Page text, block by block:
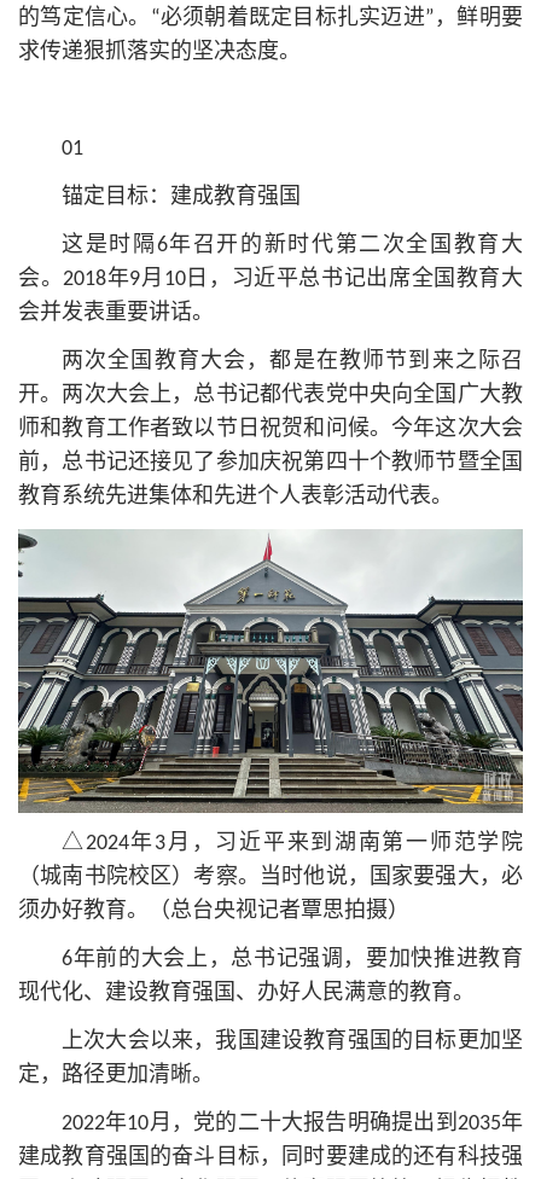
的笃定信心。“必须朝着既定目标扎实迈进”，鲜明要
求传递狠抓落实的坚决态度。
01
锚定目标：建成教育强国
这是时隔6年召开的新时代第二次全国教育大
会。2018年9月10日，习近平总书记出席全国教育大
会并发表重要讲话。
两次全国教育大会，都是在教师节到来之际召
开。两次大会上，总书记都代表党中央向全国广大教
师和教育工作者致以节日祝贺和问候。今年这次大会
前，总书记还接见了参加庆祝第四十个教师节暨全国
教育系统先进集体和先进个人表彰活动代表。
△2024年3月，习近平来到湖南第一师范学院
（城南书院校区）考察。当时他说，国家要强大，必
须办好教育。（总台央视记者覃思拍摄）
6年前的大会上，总书记强调，要加快推进教育
现代化、建设教育强国、办好人民满意的教育。
上次大会以来，我国建设教育强国的目标更加坚
定，路径更加清晰。
2022年10月，党的二十大报告明确提出到2035年
建成教育强国的奋斗目标，同时要建成的还有科技强